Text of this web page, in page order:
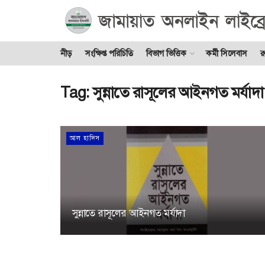
নীড় সংক্ষিপ্ত পরিচিতি বিভাগ ভিত্তিক কর্মী সিলেবাস
Tag:সুন্নাতে রাসূলের আইনগত মর্যাদা
আল হাদিস
সুন্নাতে রাসূলের আইনগত মর্যাদা